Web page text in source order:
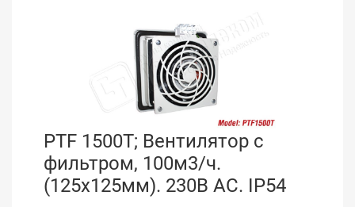
PTF 1500T; Вентилятор с
фильтром, 100м3/ч.
(125x125мм). 230В АС. IP54